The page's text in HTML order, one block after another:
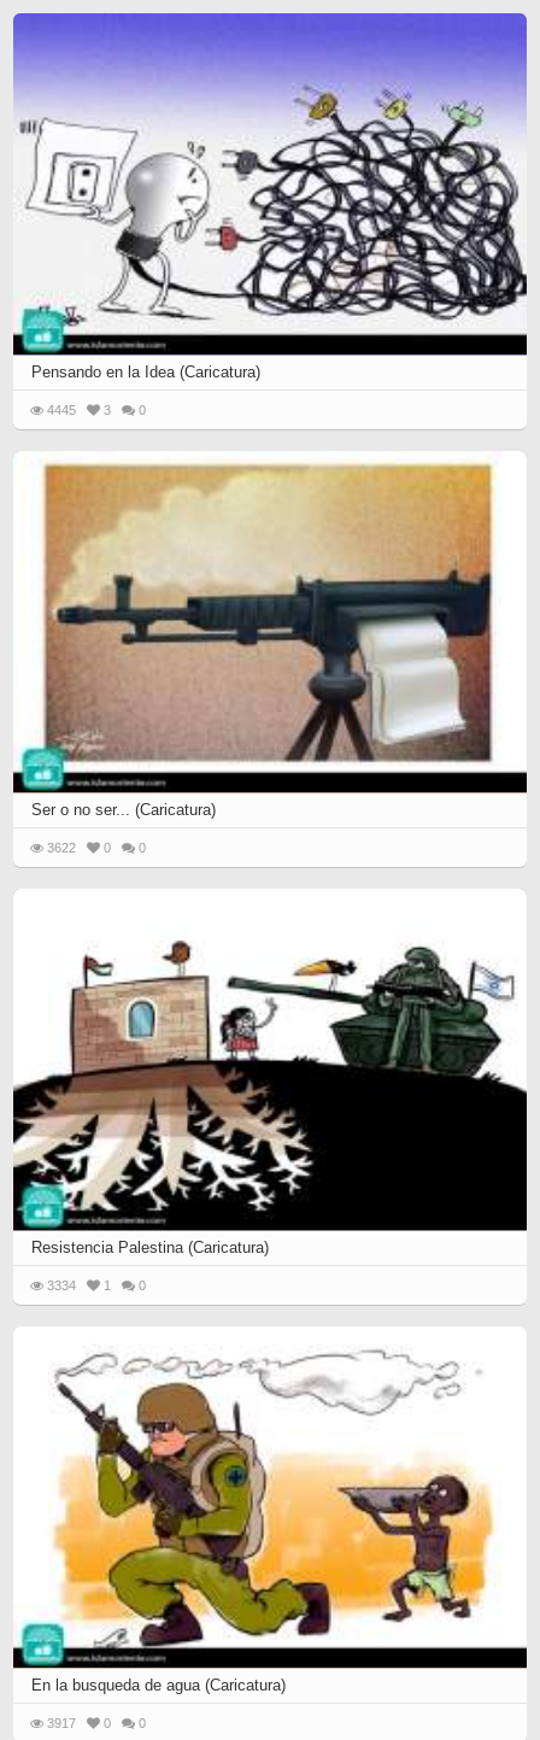
Pensando en la Idea (Caricatura)
4445 3 0
Ser o no ser... (Caricatura)
3622 0 0
Resistencia Palestina (Caricatura)
3334 1 0
En la busqueda de agua (Caricatura)
3917 0 0